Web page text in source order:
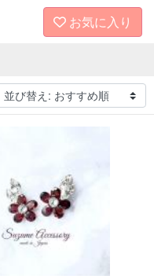
お気に入り